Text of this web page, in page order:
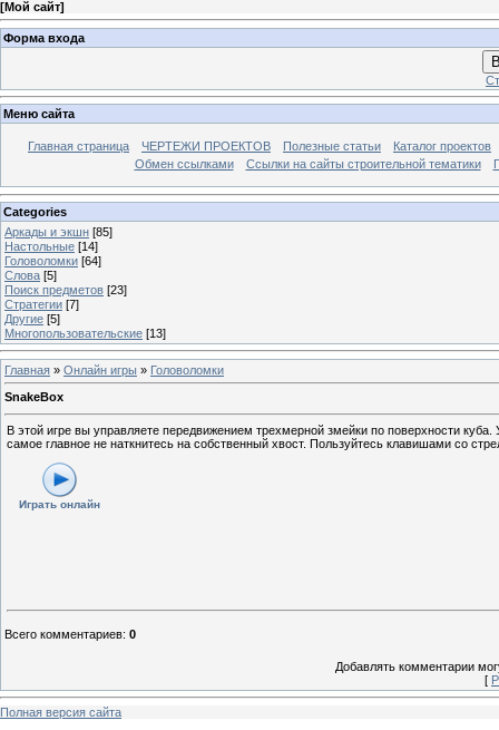
[Мой сайт]
Форма входа
Меню сайта
Главная страница ЧЕРТЕЖИ ПРОЕКТОВ Полезные статьи
Каталог проектов
Обмен ссылками
Ссылки на сайты строительной тематики
Categories
Аркады и экшн [85]
Настольные [14]
Головоломки [64]
Слова [5]
Поиск предметов [23]
Стратегии [7]
Другие [5]
Многопользовательские [13]
Главная » Онлайн игры » Головоломки
SnakeBox
В этой игре вы управляете передвижением трехмерной змейки по поверхности
самое главное не наткнитесь на собственный хвост. Пользуйтесь клавишами со
Играть онлайн
Всего комментариев: 0
Добавлять комментарии
[
Полная версия сайта